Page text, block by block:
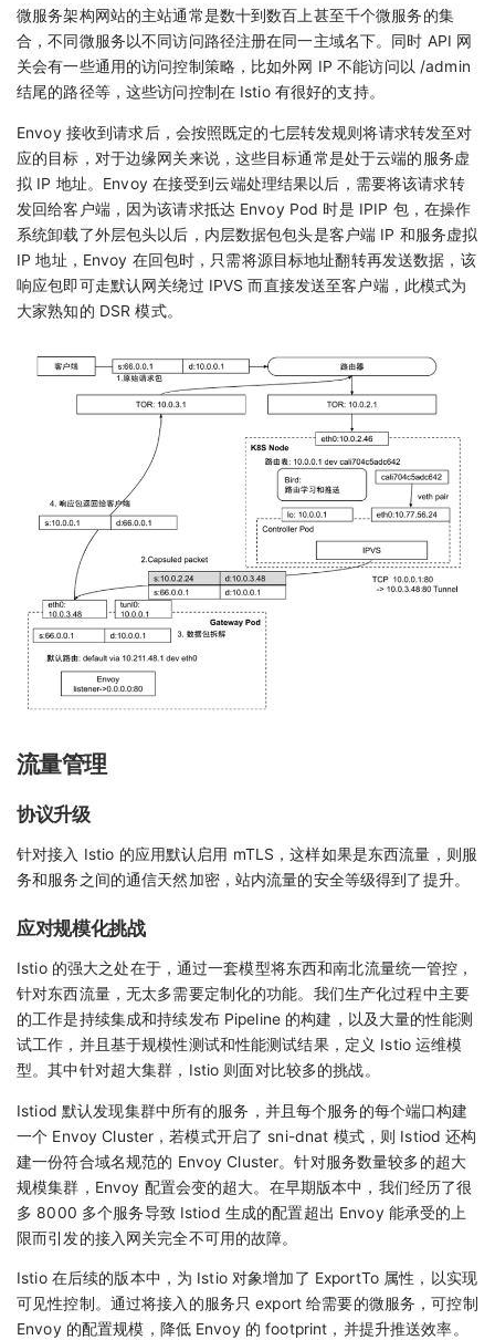
微服务架构网站的主站通常是数十到数百上甚至千个微服务的集
合，不同微服务以不同访问路径注册在同一主域名下。同时 API 网
关会有一些通用的访问控制策略，比如外网 IP 不能访问以 /admin
结尾的路径等，这些访问控制在 Istio 有很好的支持。
Envoy 接收到请求后，会按照既定的七层转发规则将请求转发至对
应的目标，对于边缘网关来说，这些目标通常是处于云端的服务虚
拟 IP 地址。Envoy 在接受到云端处理结果以后，需要将该请求转
发回给客户端，因为该请求抵达 Envoy Pod 时是 IPIP 包，在操作
系统卸载了外层包头以后，内层数据包包头是客户端 IP 和服务虚拟
IP 地址，Envoy 在回包时，只需将源目标地址翻转再发送数据，该
响应包即可走默认网关绕过 IPVS 而直接发送至客户端，此模式为
大家熟知的 DSR 模式。
流量管理
协议升级
针对接入 Istio 的应用默认启用 mTLS，这样如果是东西流量，则服
务和服务之间的通信天然加密，站内流量的安全等级得到了提升。
应对规模化挑战
Istio 的强大之处在于，通过一套模型将东西和南北流量统一管控，
针对东西流量，无太多需要定制化的功能。我们生产化过程中主要
的工作是持续集成和持续发布 Pipeline 的构建，以及大量的性能测
试工作，并且基于规模性测试和性能测试结果，定义 Istio 运维模
型。其中针对超大集群，Istio 则面对比较多的挑战。
Istiod 默认发现集群中所有的服务，并且每个服务的每个端口构建
一个 Envoy Cluster，若模式开启了 sni-dnat 模式，则 Istiod 还构
建一份符合域名规范的 Envoy Cluster。针对服务数量较多的超大
规模集群，Envoy 配置会变的超大。在早期版本中，我们经历了很
多 8000 多个服务导致 Istiod 生成的配置超出 Envoy 能承受的上
限而引发的接入网关完全不可用的故障。
Istio 在后续的版本中，为 Istio 对象增加了 ExportTo 属性，以实现
可见性控制。通过将接入的服务只 export 给需要的微服务，可控制
Envoy 的配置规模，降低 Envoy 的 footprint，并提升推送效率。